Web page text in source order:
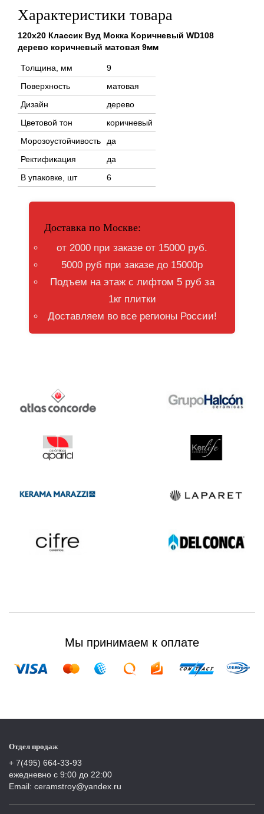
Характеристики товара
120x20 Классик Вуд Мокка Коричневый WD108
дерево коричневый матовая 9мм
Толщина, мм
9
Поверхность
матовая
Дизайн
дерево
Цветовой тон
коричневый
Морозоустойчивость
да
Ректификация
да
В упаковке, шт
6
Доставка по Москве:
от 2000 при заказе от 15000 руб.
5000 руб при заказе до 15000р
Подъем на этаж с лифтом 5 руб за
1кг плитки
Доставляем во все регионы России!
Мы принимаем к оплате
Отдел продаж
+ 7(495) 664-33-93
ежедневно с 9:00 до 22:00
Email: ceramstroy@yandex.ru